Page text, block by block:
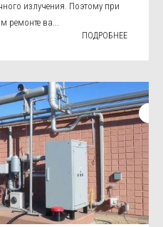
излучения. Поэтому при
ремонте ва...
ПОДРОБНЕЕ